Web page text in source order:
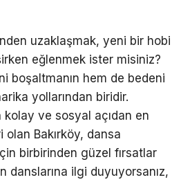
uzaklaşmak, yeni bir hobi
eğlenmek ister misiniz?
boşaltmanın hem de bedeni
yollarından biridir.
kolay ve sosyal açıdan en
olan Bakırköy, dansa
birbirinden güzel fırsatlar
danslarına ilgi duyuyorsanız,